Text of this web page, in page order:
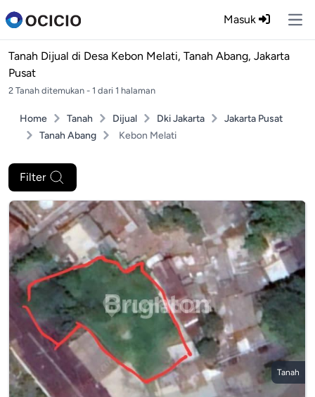
Masuk
Tanah Dijual di Desa Kebon Melati, Tanah Abang, Jakarta
Pusat
2 Tanah ditemukan - 1 dari 1 halaman
Home Tanah Dijual Dki Jakarta
Jakarta Pusat
Tanah Abang
Kebon Melati
Filter
Tanah